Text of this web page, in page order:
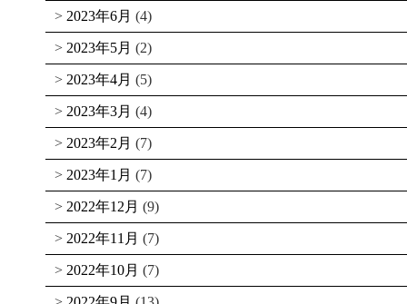
2023年6月 (4)
2023年5月 (2)
2023年4月 (5)
2023年3月 (4)
2023年2月 (7)
2023年1月 (7)
2022年12月 (9)
2022年11月 (7)
2022年10月 (7)